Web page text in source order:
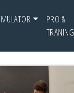
PRO &
TRÄNING